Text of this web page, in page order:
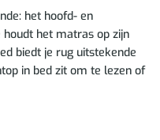
het hoofd- en
het matras op zijn
biedt je rug uitstekende
in bed zit om te lezen of